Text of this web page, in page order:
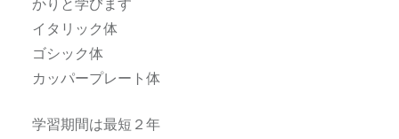
イタリック体
ゴシック体
カッパープレート体
学習期間は最短２年